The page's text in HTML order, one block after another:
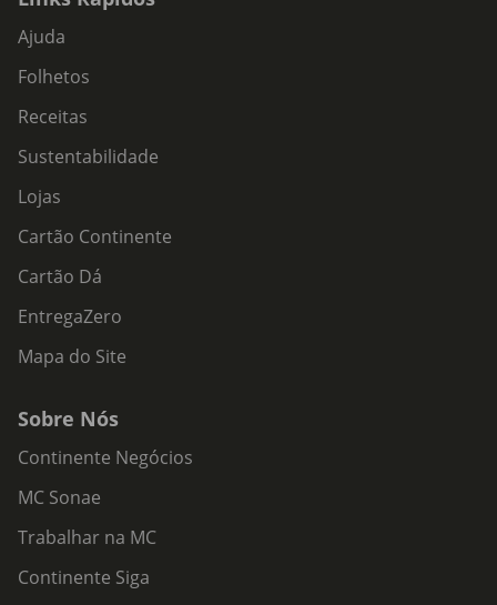
Ajuda
Folhetos
Receitas
Sustentabilidade
Lojas
Cartão Continente
Cartão Dá
EntregaZero
Mapa do Site
Sobre Nós
Continente Negócios
MC Sonae
Trabalhar na MC
Continente Siga